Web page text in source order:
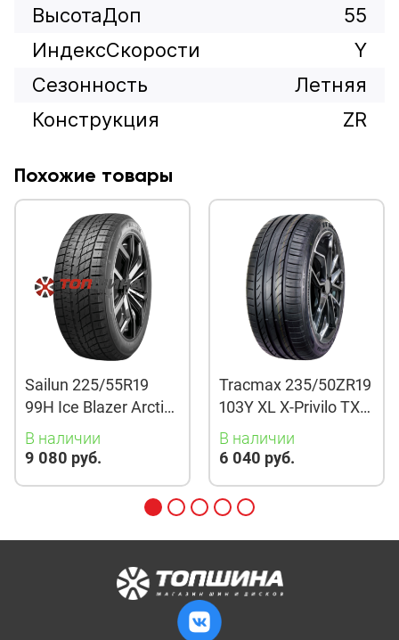
ВысотаДоп
55
ИндексСкорости
Y
Сезонность
Летняя
Конструкция
ZR
Похожие товары
Sailun 225/55R19
99H Ice Blazer Arctic
Evo TL
В наличии
9 080 руб.
Tracmax 235/50ZR19
103Y XL X-Privilo TX3
TL
В наличии
6 040 руб.